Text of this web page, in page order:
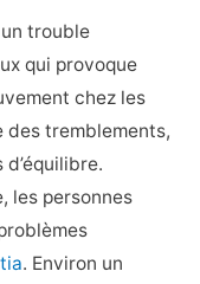
trouble
qui provoque
chez les
des tremblements,
les personnes
. Environ un